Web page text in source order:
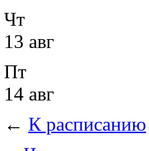
Чт
13 авг
Пт
14 авг
← К расписанию